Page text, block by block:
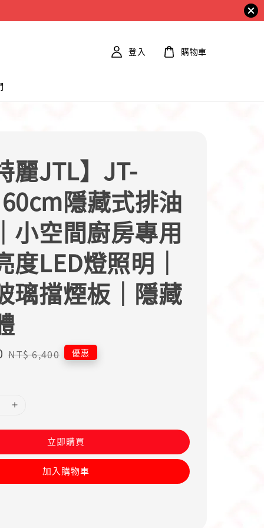
登入 購物車
麗JTL】JT-
隱藏式排油
小空間廚房專用
度LED燈照明｜
璃擋煙板｜隱藏
Regular
NT$ 6,400 優惠
立即購買
加入購物車